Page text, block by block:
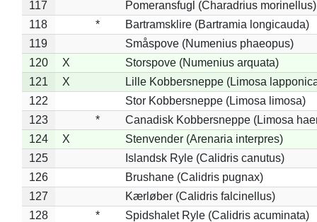
117
Pomeransfugl (Charadrius morinellus)
118
*
Bartramsklire (Bartramia longicauda)
119
Småspove (Numenius phaeopus)
120
X
Storspove (Numenius arquata)
121
X
Lille Kobbersneppe (Limosa
122
Stor Kobbersneppe (Limosa limosa)
123
*
Canadisk Kobbersneppe (Limosa
124
X
Stenvender (Arenaria interpres)
125
Islandsk Ryle (Calidris canutus)
126
Brushane (Calidris pugnax)
127
Kærløber (Calidris falcinellus)
128
*
Spidshalet Ryle (Calidris acuminata)